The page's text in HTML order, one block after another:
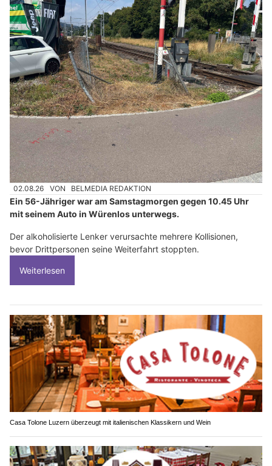
02.08.26 VON BELMEDIA REDAKTION
Ein 56-Jähriger war am Samstagmorgen gegen 10.45 Uhr
mit seinem Auto in Würenlos unterwegs.
Der alkoholisierte Lenker verursachte mehrere Kollisionen,
bevor Drittpersonen seine Weiterfahrt stoppten.
Weiterlesen
Casa Tolone Luzern überzeugt mit italienischen Klassikern und Wein